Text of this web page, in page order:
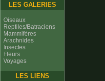
LES GALERIES
Oiseaux
Reptiles/Batraciens
Mammifères
Arachnides
Insectes
Fleurs
Voyages
LES LIENS